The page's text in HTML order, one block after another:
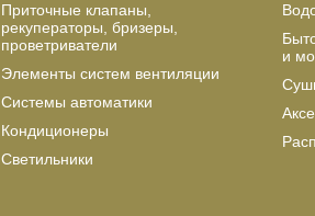
Приточные клапаны,
рекуператоры, бризеры,
проветриватели
Элементы систем вентиляции
Системы автоматики
Кондиционеры
Светильники
и